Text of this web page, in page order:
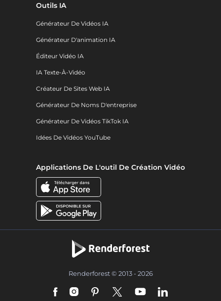
Outils IA
Générateur De Vidéos IA
Générateur D'animation IA
Éditeur Vidéo IA
IA Texte-À-Vidéo
Créateur De Sites Web IA
Générateur De Noms D'entreprise
Générateur De Vidéos TikTok IA
Idées De Vidéos YouTube
Applications De L'outil De Création Vidéo
Renderforest © 2013 - 2026